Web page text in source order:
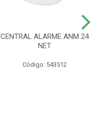
CENTRAL ALARME ANM 24
NET
Código: 543512